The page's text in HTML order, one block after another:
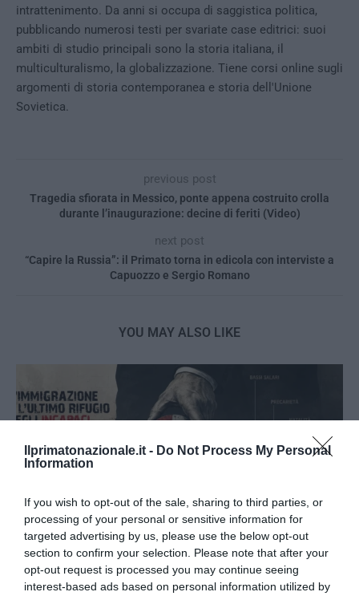
Ilprimatonazionale.it - Do Not Process My Personal
Information
If you wish to opt-out of the sale, sharing to third parties, or
processing of your personal or sensitive information for
targeted advertising by us, please use the below opt-out
section to confirm your selection. Please note that after your
opt-out request is processed you may continue seeing
interest-based ads based on personal information utilized by
intrattenimento. Da anni si occupa di saggistica politica,
pubblicando numerosi testi per svariate case editrici: suoi
ambiti di studio principali sono la storia italiana, il
multiculturalismo, la globalizzazione. Tiene corsi online sugli
argomenti di storia contemporanea e storia dell'Unione
Sovietica.
previous post
Tragedia sfiorata in Messico, ponte appena costruito crolla
durante l’inaugurazione: decine di feriti (Video)
next post
“Capire la Russia”: il Primato torna in edicola con interviste a
Capuozzo e Sergio Romano
YOU MAY ALSO LIKE